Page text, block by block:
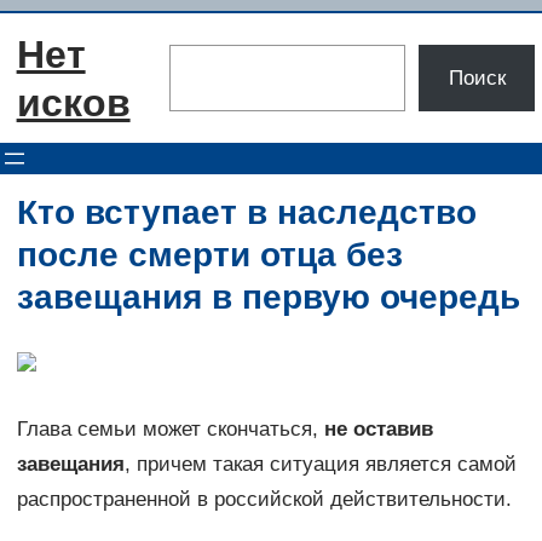
Перейти
Нет
исков
Поиск
Кто вступает в наследство
после смерти отца без
завещания в первую очередь
Глава семьи может скончаться, не оставив
завещания, причем такая ситуация является самой
распространенной в российской действительности.